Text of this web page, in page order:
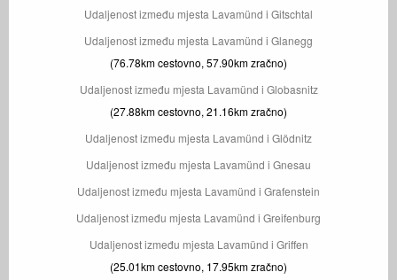
Udaljenost između mjesta Lavamünd i Gitschtal
Udaljenost između mjesta Lavamünd i Glanegg
(76.78km cestovno, 57.90km zračno)
Udaljenost između mjesta Lavamünd i Globasnitz
(27.88km cestovno, 21.16km zračno)
Udaljenost između mjesta Lavamünd i Glödnitz
Udaljenost između mjesta Lavamünd i Gnesau
Udaljenost između mjesta Lavamünd i Grafenstein
Udaljenost između mjesta Lavamünd i Greifenburg
Udaljenost između mjesta Lavamünd i Griffen
(25.01km cestovno, 17.95km zračno)